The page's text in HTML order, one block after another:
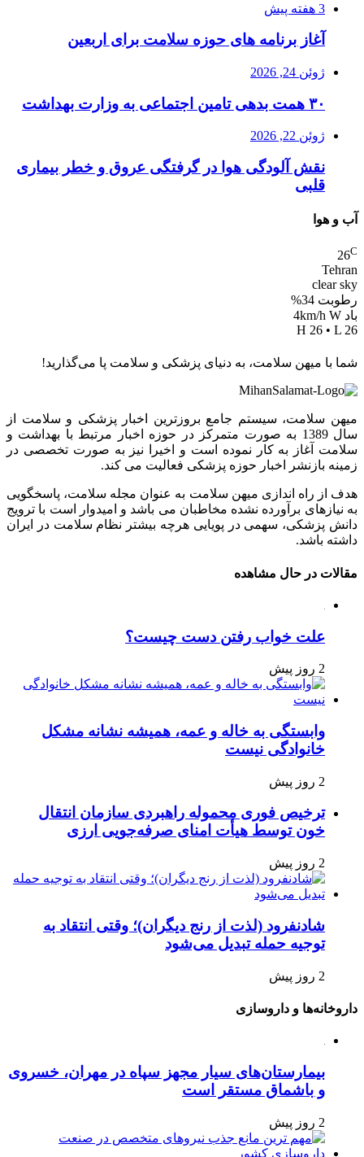
3 هفته پیش
آغاز برنامه های حوزه سلامت برای اربعین
ژوئن 24, 2026
۳۰ همت بدهی تامین اجتماعی به وزارت بهداشت
ژوئن 22, 2026
نقش آلودگی هوا در گرفتگی عروق و خطر بیماری
قلبی
آب و هوا
26C
Tehran
clear sky
رطوبت 34%
باد 4km/h W
H 26 • L 26
شما با میهن سلامت، به دنیای پزشکی و سلامت پا می‌گذارید!
میهن سلامت، سیستم جامع بروزترین اخبار پزشکی و سلامت از
سال 1389 به صورت متمرکز در حوزه اخبار مرتبط با بهداشت و
سلامت آغاز به کار نموده است و اخیرا نیز به صورت تخصصی در
زمینه بازنشر اخبار حوزه پزشکی فعالیت می کند.
هدف از راه اندازی میهن سلامت به عنوان مجله سلامت، پاسخگویی
به نیازهای برآورده نشده مخاطبان می باشد و امیدوار است با ترویج
دانش پزشکی، سهمی در پویایی هرچه بیشتر نظام سلامت در ایران
داشته باشد.
مقالات در حال مشاهده
علت خواب رفتن دست چیست؟
2 روز پیش
وابستگی به خاله و عمه، همیشه نشانه مشکل
خانوادگی نیست
2 روز پیش
ترخیص فوری محموله راهبردی سازمان انتقال
خون توسط هیأت امنای صرفه‌جویی ارزی
2 روز پیش
شادنفرود (لذت از رنج دیگران)؛ وقتی انتقاد به
توجیه حمله تبدیل می‌شود
2 روز پیش
داروخانه‌ها و داروسازی
بیمارستان‌های سیار مجهز سپاه در مهران، خسروی
و باشماق مستقر است
2 روز پیش